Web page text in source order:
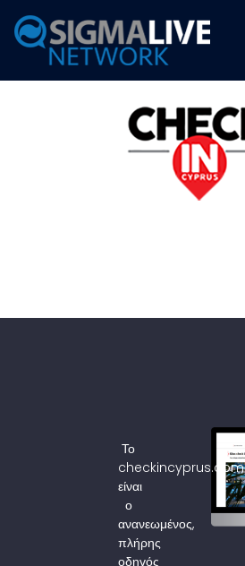
Το
checkincyprus.com
είναι
ο
ανανεωμένος,
πλήρης
οδηγός